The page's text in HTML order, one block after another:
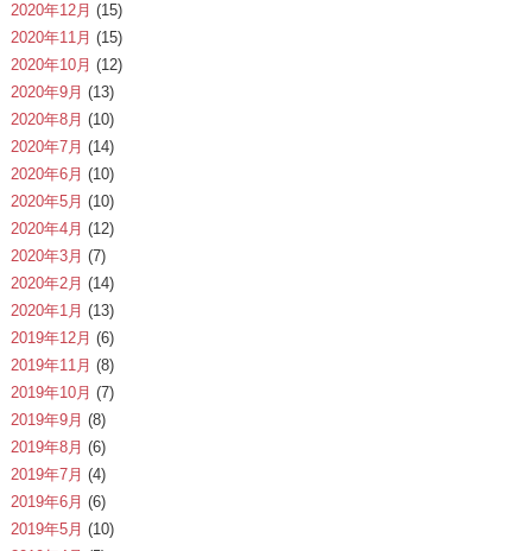
2020年12月 (15)
2020年11月 (15)
2020年10月 (12)
2020年9月 (13)
2020年8月 (10)
2020年7月 (14)
2020年6月 (10)
2020年5月 (10)
2020年4月 (12)
2020年3月 (7)
2020年2月 (14)
2020年1月 (13)
2019年12月 (6)
2019年11月 (8)
2019年10月 (7)
2019年9月 (8)
2019年8月 (6)
2019年7月 (4)
2019年6月 (6)
2019年5月 (10)